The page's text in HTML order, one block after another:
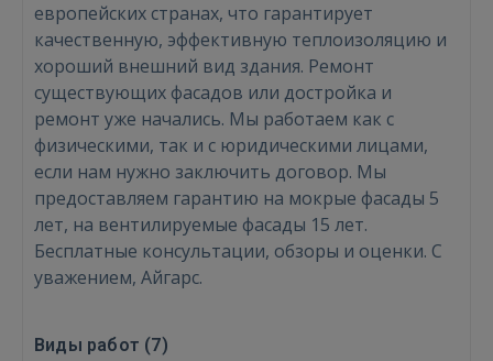
Войти
европейских странах, что гарантирует
качественную, эффективную теплоизоляцию и
хороший внешний вид здания. Ремонт
существующих фасадов или достройка и
ремонт уже начались. Мы работаем как с
физическими, так и с юридическими лицами,
если нам нужно заключить договор. Мы
предоставляем гарантию на мокрые фасады 5
лет, на вентилируемые фасады 15 лет.
Бесплатные консультации, обзоры и оценки. С
уважением, Айгарс.
Виды работ (7)